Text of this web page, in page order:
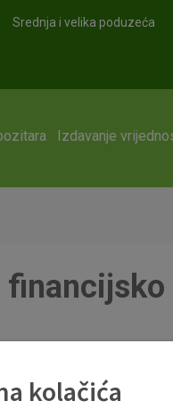
Srednja i velika poduzeća
Izdavanje
kolačića